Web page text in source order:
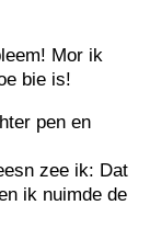
Mor ik
bie is!
pen en
zee ik: Dat
ik nuimde de